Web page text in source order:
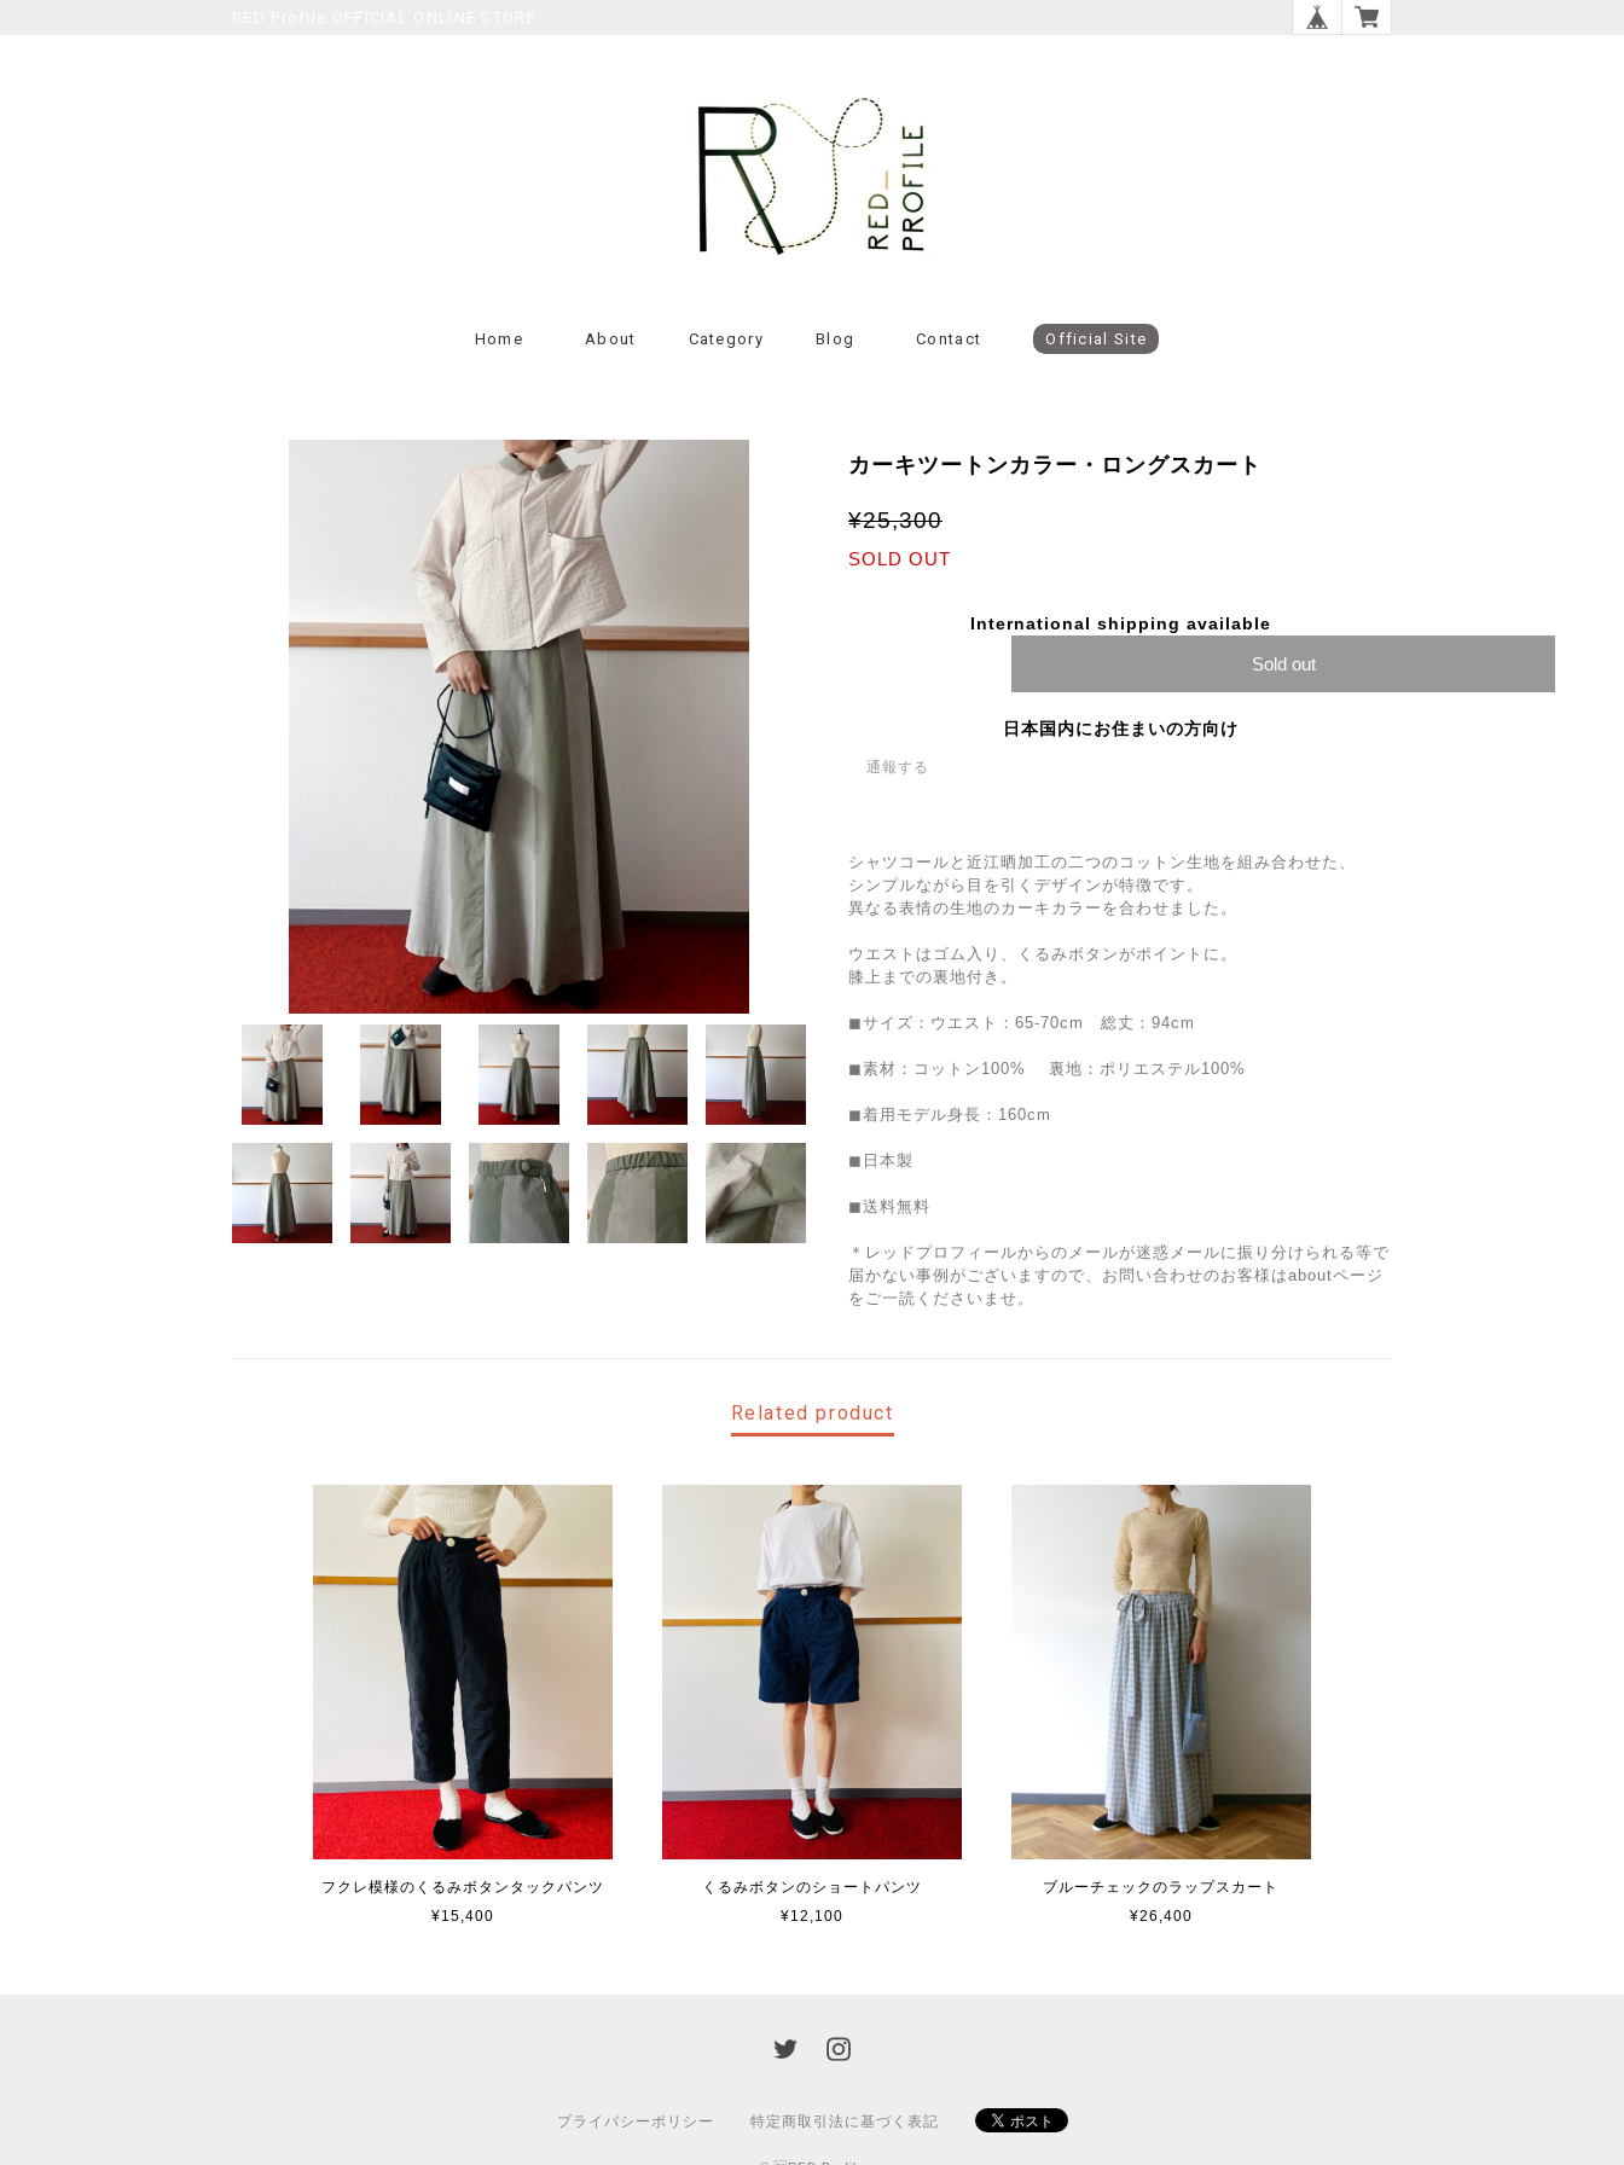
Home About Category Blog Contact Official Site
カーキツートンカラー・ロングスカート
¥25,300
SOLD OUT
International shipping available
Sold out
日本国内にお住まいの方向け
通報する
シャツコールと近江晒加工の二つのコットン生地を組み合わせた、
シンプルながら目を引くデザインが特徴です。
異なる表情の生地のカーキカラーを合わせました。
ウエストはゴム入り、くるみボタンがポイントに。
膝上までの裏地付き。
◼︎サイズ：ウエスト：65-70cm 総丈：94cm
◼︎素材：コットン100% 裏地：ポリエステル100%
◼︎着用モデル身長：160cm
◼︎日本製
◼︎送料無料
＊レッドプロフィールからのメールが迷惑メールに振り分けられる等で
届かない事例がございますので、お問い合わせのお客様はaboutページ
をご一読くださいませ。
Related product
フクレ模様のくるみボタンタックパンツ
¥15,400
くるみボタンのショートパンツ
¥12,100
ブルーチェックのラップスカート
¥26,400
プライバシーポリシー 特定商取引法に基づく表記